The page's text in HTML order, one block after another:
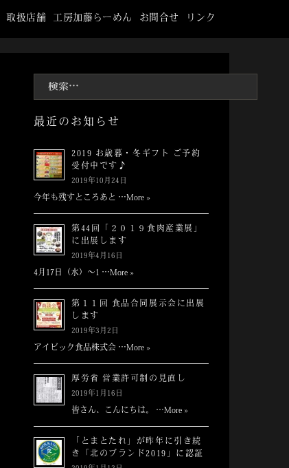
取扱店舗 工房加藤らーめん お問合せ リンク
索:
最近のお知らせ
2019 お歳暮・冬ギフト ご予約
受付中です♪
2019年10月24日
今年も残すところあと …More »
第44回「２０１９食肉産業展」
に出展します
2019年4月16日
4月17日（水）～1 …More »
第１１回 食品合同展示会に出展
します
2019年3月2日
アイビック食品株式会 …More »
厚労省 営業許可制の見直し
2019年1月16日
皆さん、こんにちは。 …More »
「とまとたれ」が昨年に引き続
き「北のブランド2019」に認証